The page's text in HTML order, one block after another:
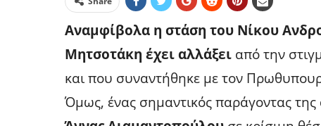
Aναμφίβολα η στάση του Νίκου
Μητσοτάκη έχει αλλάξει από την
και που συναντήθηκε με τον
Όμως, ένας σημαντικός παράγοντας της